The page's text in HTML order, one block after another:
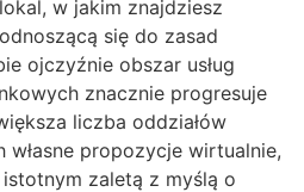
w jakim znajdziesz
się do zasad
ojczyźnie obszar usług
znacznie progresuje
liczba oddziałów
propozycje wirtualnie,
zaletą z myślą o